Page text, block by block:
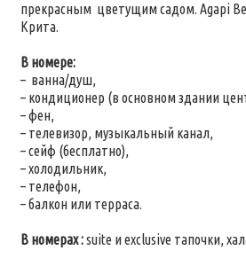
прекрасным цветущим садом. Agapi
Крита.
В номере:
– ванна/душ,
– кондиционер (в основном здании
– фен,
– телевизор, музыкальный канал,
– сейф (бесплатно),
– холодильник,
– телефон,
– балкон или терраса.
В номерах :suite и exclusive тапочки,